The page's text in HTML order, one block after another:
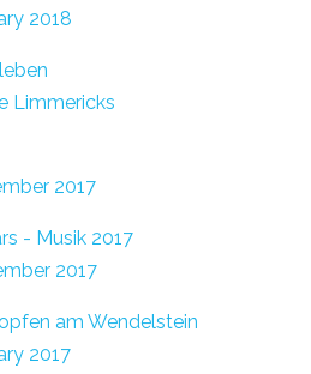
2018
Limmericks
2017
- Musik 2017
2017
am Wendelstein
2017